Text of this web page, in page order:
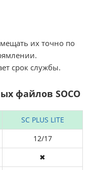
их точно по
срок службы.
файлов SOCO
SC PLUS LITE
12/17
✖